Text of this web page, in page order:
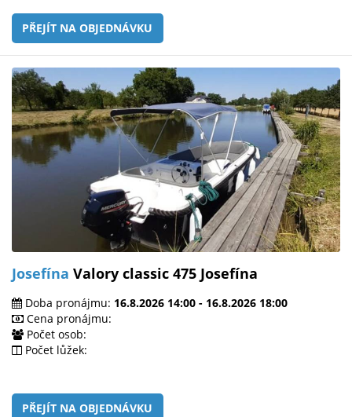
PŘEJÍT NA OBJEDNÁVKU
Josefína Valory classic 475 Josefína
Doba pronájmu: 16.8.2026 14:00 - 16.8.2026 18:00
Cena pronájmu:
Počet osob:
Počet lůžek:
PŘEJÍT NA OBJEDNÁVKU